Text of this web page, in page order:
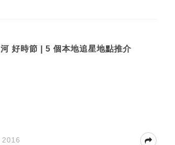
好時節 | 5 個本地追星地點推介